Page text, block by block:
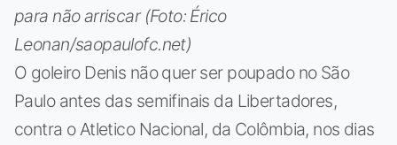
para não arriscar (Foto: Érico
Leonan/saopaulofc.net)
O goleiro Denis não quer ser poupado no São
Paulo antes das semifinais da Libertadores,
contra o Atletico Nacional, da Colômbia, nos dias